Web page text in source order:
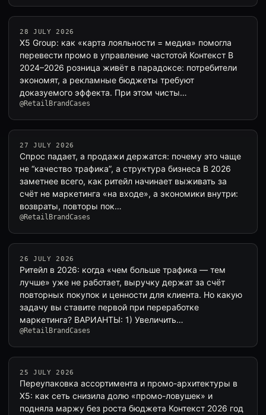
28 JULY 2026
X5 Group: как «карта лояльности = медиа» помогла
перевести промо в управление частотой Контекст В
2024–2026 розница живёт в парадоксе: потребители
экономят, а рекламные бюджеты требуют
доказуемого эффекта. При этом чисты…
@RetailBrandCases
27 JULY 2026
Спрос падает, а продажи держатся: почему это чаще
не “качество трафика”, а структура бизнеса В 2026
заметнее всего, как ритейл начинает выживать за
счёт не маркетинга «на входе», а экономики внутри:
возвраты, повторы пок…
@RetailBrandCases
26 JULY 2026
Ритейл в 2026: когда «чем больше трафика — тем
лучше» уже не работает, выручку держат за счёт
повторных покупок и ценности для клиента. Но какую
задачу вы ставите первой при переработке
маркетинга? ВАРИАНТЫ: 1) Увеличить…
@RetailBrandCases
25 JULY 2026
Переупаковка ассортимента и промо-архитектуры в
X5: как сеть снизила долю «промо-ловушек» и
подняла маржу без роста бюджета Контекст 2026 год